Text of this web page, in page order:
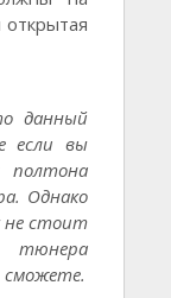
открытая
данный
если вы
Однако
не стоит